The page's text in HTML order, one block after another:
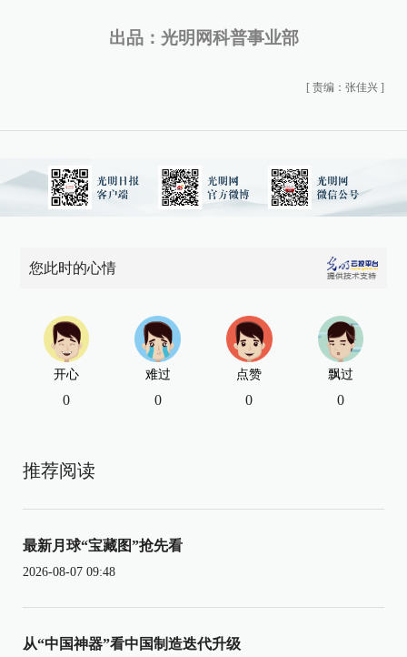
出品：光明网科普事业部
[ 责编：张佳兴 ]
您此时的心情
开心
0
难过
0
点赞
0
飘过
0
推荐阅读
最新月球“宝藏图”抢先看
2026-08-07 09:48
从“中国神器”看中国制造迭代升级